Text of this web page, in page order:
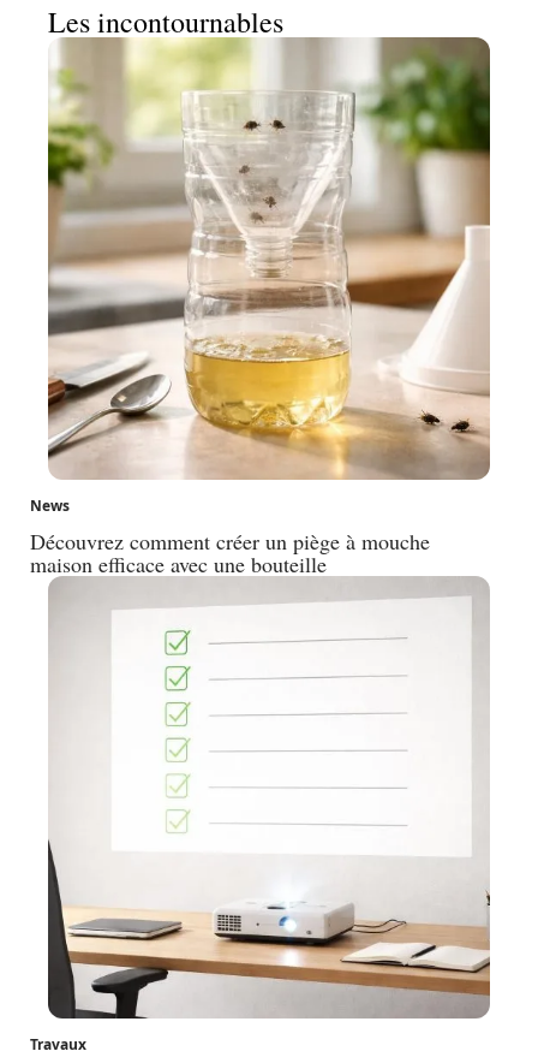
Les incontournables
News
Découvrez comment créer un piège à mouche
maison efficace avec une bouteille
Travaux